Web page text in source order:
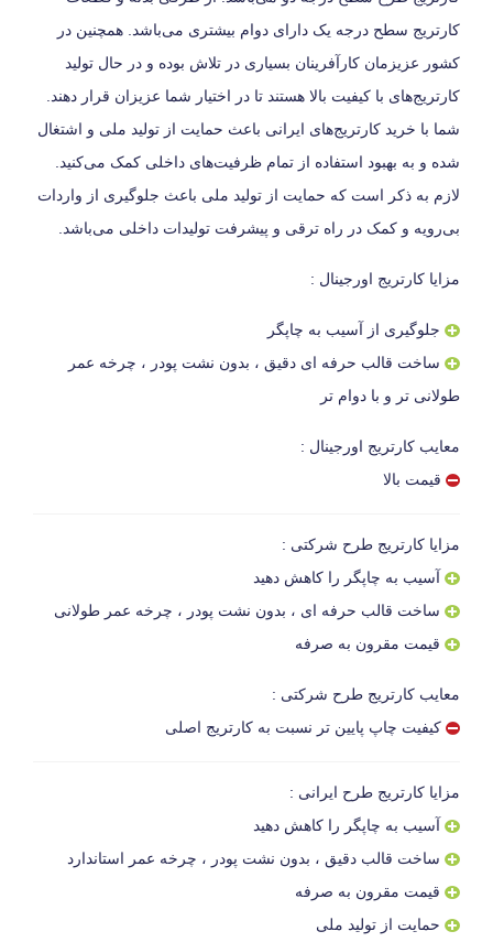
کارتریج سطح درجه یک دارای دوام بیشتری می‌باشد. همچنین در
کشور عزیزمان کارآفرینان بسیاری در تلاش بوده و در حال تولید
کارتریج‌های با کیفیت بالا هستند تا در اختیار شما عزیزان قرار دهند.
شما با خرید کارتریج‌های ایرانی باعث حمایت از تولید ملی و اشتغال
شده و به بهبود استفاده از تمام ظرفیت‌های داخلی کمک می‌کنید.
لازم به ذکر است که حمایت از تولید ملی باعث جلوگیری از واردات
بی‌رویه و کمک در راه ترقی و پیشرفت تولیدات داخلی می‌باشد.
مزایا کارتریج اورجینال :
جلوگیری از آسیب به چاپگر
ساخت قالب حرفه ای دقیق ، بدون نشت پودر ، چرخه عمر
طولانی تر و با دوام تر
معایب کارتریج اورجینال :
قیمت بالا
مزایا کارتریج طرح شرکتی :
آسیب به چاپگر را کاهش دهید
ساخت قالب حرفه ای ، بدون نشت پودر ، چرخه عمر طولانی
قیمت مقرون به صرفه
معایب کارتریج طرح شرکتی :
کیفیت چاپ پایین تر نسبت به کارتریج اصلی
مزایا کارتریج طرح ایرانی :
آسیب به چاپگر را کاهش دهید
ساخت قالب دقیق ، بدون نشت پودر ، چرخه عمر استاندارد
قیمت مقرون به صرفه
حمایت از تولید ملی